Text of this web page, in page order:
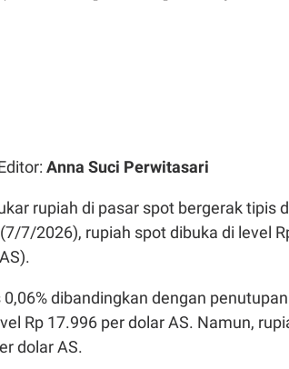
Anna Suci Perwitasari
rupiah di pasar spot bergerak tipis
7/2026), rupiah spot dibuka di level
dibandingkan dengan penutupan
Rp 17.996 per dolar AS. Namun,
dolar AS.